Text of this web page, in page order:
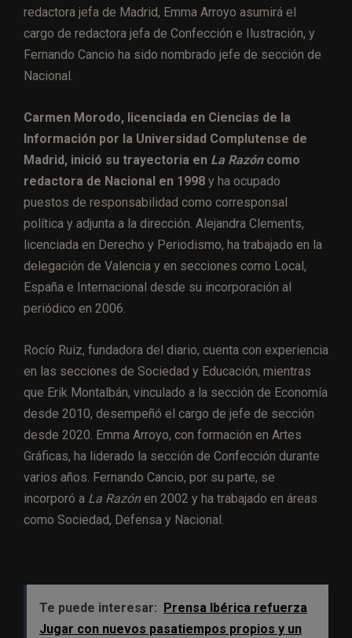
redactora jefa de Madrid, Emma Arroyo asumirá el
cargo de redactora jefa de Confección e Ilustración, y
Fernando Cancio ha sido nombrado jefe de sección de
Nacional.
Carmen Morodo, licenciada en Ciencias de la
Información por la Universidad Complutense de
Madrid, inició su trayectoria en La Razóncomo
redactora de Nacional en 1998 y ha ocupado
puestos de responsabilidad como corresponsal
política y adjunta a la dirección. Alejandra Clements,
licenciada en Derecho y Periodismo, ha trabajado en la
delegación de Valencia y en secciones como Local,
España e Internacional desde su incorporación al
periódico en 2006.
Rocío Ruiz, fundadora del diario, cuenta con experiencia
en las secciones de Sociedad y Educación, mientras
que Erik Montalbán, vinculado a la sección de Economía
desde 2010, desempeñó el cargo de jefe de sección
desde 2020. Emma Arroyo, con formación en Artes
Gráficas, ha liderado la sección de Confección durante
varios años. Fernando Cancio, por su parte, se
incorporó a La Razónen 2002 y ha trabajado en áreas
como Sociedad, Defensa y Nacional.
Te puede interesar: Prensa Ibérica refuerza
Jugar con nuevos pasatiempos propios y un